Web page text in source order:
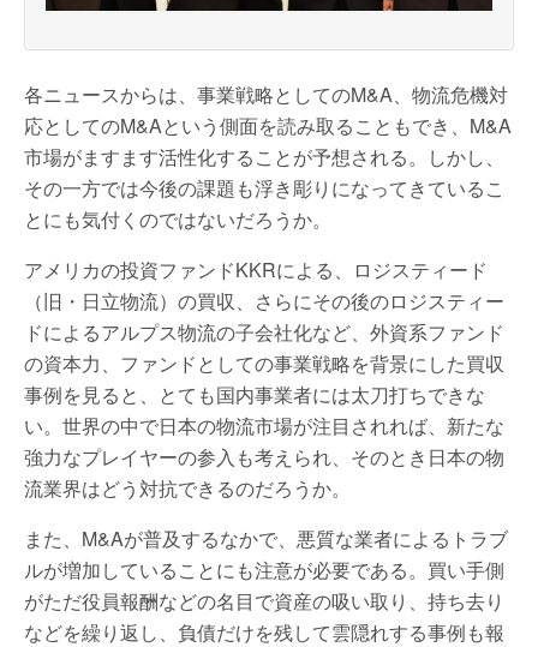
各ニュースからは、事業戦略としてのM&A、物流危機対
応としてのM&Aという側面を読み取ることもでき、M&A
市場がますます活性化することが予想される。しかし、
その一方では今後の課題も浮き彫りになってきているこ
とにも気付くのではないだろうか。
アメリカの投資ファンドKKRによる、ロジスティード
（旧・日立物流）の買収、さらにその後のロジスティー
ドによるアルプス物流の子会社化など、外資系ファンド
の資本力、ファンドとしての事業戦略を背景にした買収
事例を見ると、とても国内事業者には太刀打ちできな
い。世界の中で日本の物流市場が注目されれば、新たな
強力なプレイヤーの参入も考えられ、そのとき日本の物
流業界はどう対抗できるのだろうか。
また、M&Aが普及するなかで、悪質な業者によるトラブ
ルが増加していることにも注意が必要である。買い手側
がただ役員報酬などの名目で資産の吸い取り、持ち去り
などを繰り返し、負債だけを残して雲隠れする事例も報